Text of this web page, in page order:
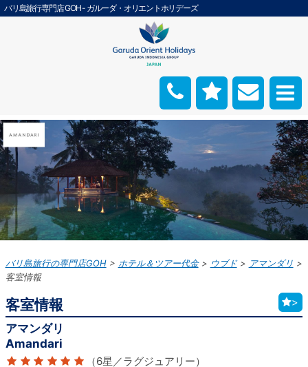
バリ島旅行専門店 GOH - ガルーダ・オリエントホリデーズ
バリ島旅行の専門店GOH ホテル＆ツアー代金 ウブド
アマンダリ
客室情報
客室情報 >
アマンダリ
Amandari
（6星／ラグジュアリー）